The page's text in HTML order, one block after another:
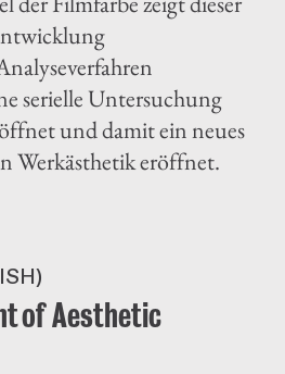
serielle Untersuchung
und damit ein neues
Werkästhetik eröffnet.
of Aesthetic